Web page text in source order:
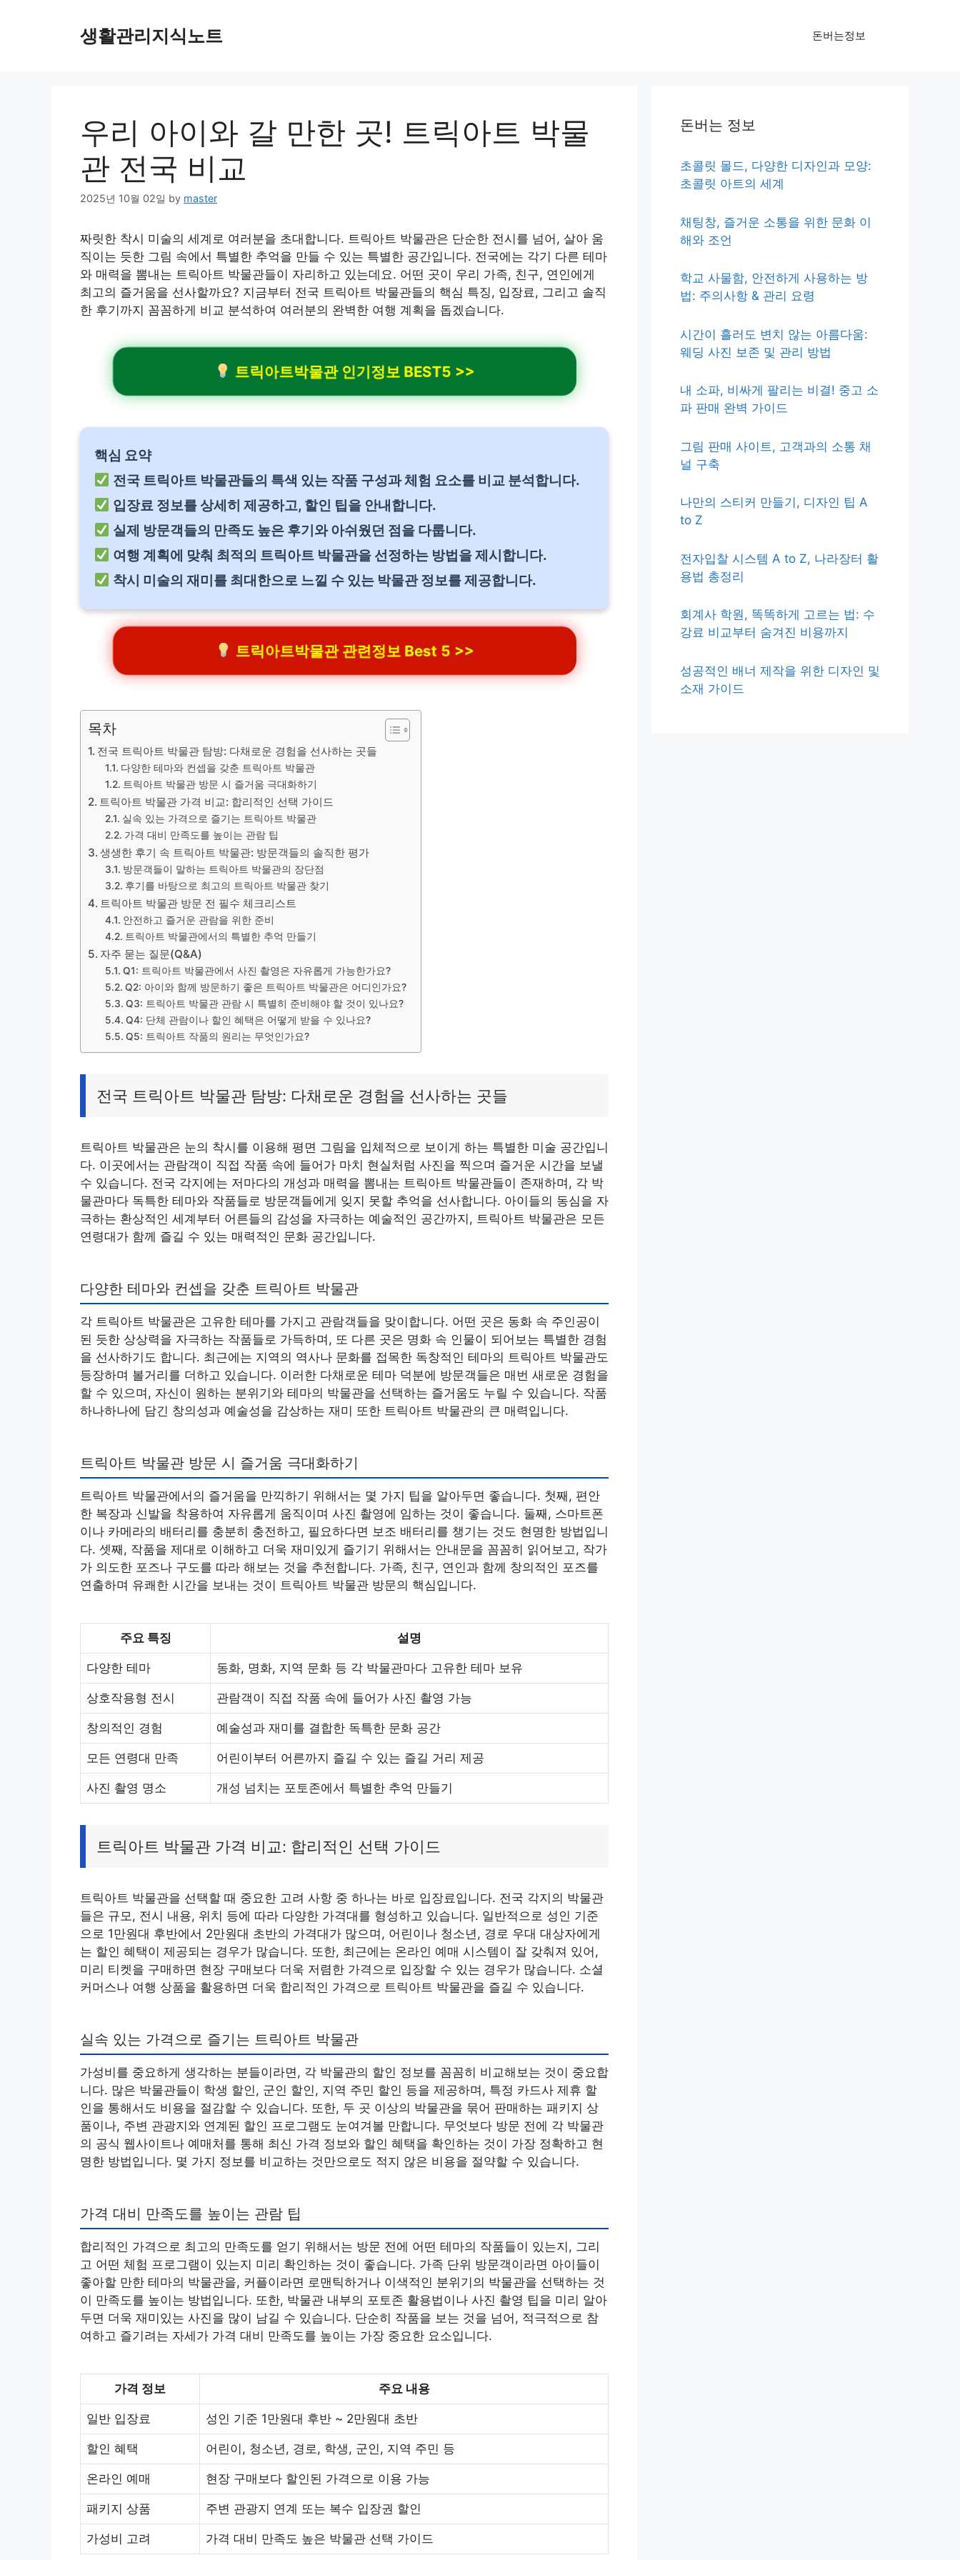
생활관리지식노트 돈버는정보
우리 아이와 갈 만한 곳! 트릭아트 박물
관 전국 비교
2025년 10월 02일 by master
짜릿한 착시 미술의 세계로 여러분을 초대합니다. 트릭아트 박물관은 단순한 전시를 넘어, 살아 움
직이는 듯한 그림 속에서 특별한 추억을 만들 수 있는 특별한 공간입니다. 전국에는 각기 다른 테마
와 매력을 뽐내는 트릭아트 박물관들이 자리하고 있는데요. 어떤 곳이 우리 가족, 친구, 연인에게
최고의 즐거움을 선사할까요? 지금부터 전국 트릭아트 박물관들의 핵심 특징, 입장료, 그리고 솔직
한 후기까지 꼼꼼하게 비교 분석하여 여러분의 완벽한 여행 계획을 돕겠습니다.
트릭아트박물관 인기정보 BEST5 >>
핵심 요약
전국 트릭아트 박물관들의 특색 있는 작품 구성과 체험 요소를 비교 분석합니다.
입장료 정보를 상세히 제공하고, 할인 팁을 안내합니다.
실제 방문객들의 만족도 높은 후기와 아쉬웠던 점을 다룹니다.
여행 계획에 맞춰 최적의 트릭아트 박물관을 선정하는 방법을 제시합니다.
착시 미술의 재미를 최대한으로 느낄 수 있는 박물관 정보를 제공합니다.
트릭아트박물관 관련정보 Best 5 >>
목차
전국 트릭아트 박물관 탐방: 다채로운 경험을 선사하는 곳들
다양한 테마와 컨셉을 갖춘 트릭아트 박물관
트릭아트 박물관 방문 시 즐거움 극대화하기
트릭아트 박물관 가격 비교: 합리적인 선택 가이드
실속 있는 가격으로 즐기는 트릭아트 박물관
가격 대비 만족도를 높이는 관람 팁
생생한 후기 속 트릭아트 박물관: 방문객들의 솔직한 평가
방문객들이 말하는 트릭아트 박물관의 장단점
후기를 바탕으로 최고의 트릭아트 박물관 찾기
트릭아트 박물관 방문 전 필수 체크리스트
안전하고 즐거운 관람을 위한 준비
트릭아트 박물관에서의 특별한 추억 만들기
자주 묻는 질문(Q&A)
Q1: 트릭아트 박물관에서 사진 촬영은 자유롭게 가능한가요?
Q2: 아이와 함께 방문하기 좋은 트릭아트 박물관은 어디인가요?
Q3: 트릭아트 박물관 관람 시 특별히 준비해야 할 것이 있나요?
Q4: 단체 관람이나 할인 혜택은 어떻게 받을 수 있나요?
Q5: 트릭아트 작품의 원리는 무엇인가요?
전국 트릭아트 박물관 탐방: 다채로운 경험을 선사하는 곳들
트릭아트 박물관은 눈의 착시를 이용해 평면 그림을 입체적으로 보이게 하는 특별한 미술 공간입니
다. 이곳에서는 관람객이 직접 작품 속에 들어가 마치 현실처럼 사진을 찍으며 즐거운 시간을 보낼
수 있습니다. 전국 각지에는 저마다의 개성과 매력을 뽐내는 트릭아트 박물관들이 존재하며, 각 박
물관마다 독특한 테마와 작품들로 방문객들에게 잊지 못할 추억을 선사합니다. 아이들의 동심을 자
극하는 환상적인 세계부터 어른들의 감성을 자극하는 예술적인 공간까지, 트릭아트 박물관은 모든
연령대가 함께 즐길 수 있는 매력적인 문화 공간입니다.
다양한 테마와 컨셉을 갖춘 트릭아트 박물관
각 트릭아트 박물관은 고유한 테마를 가지고 관람객들을 맞이합니다. 어떤 곳은 동화 속 주인공이
된 듯한 상상력을 자극하는 작품들로 가득하며, 또 다른 곳은 명화 속 인물이 되어보는 특별한 경험
을 선사하기도 합니다. 최근에는 지역의 역사나 문화를 접목한 독창적인 테마의 트릭아트 박물관도
등장하며 볼거리를 더하고 있습니다. 이러한 다채로운 테마 덕분에 방문객들은 매번 새로운 경험을
할 수 있으며, 자신이 원하는 분위기와 테마의 박물관을 선택하는 즐거움도 누릴 수 있습니다. 작품
하나하나에 담긴 창의성과 예술성을 감상하는 재미 또한 트릭아트 박물관의 큰 매력입니다.
트릭아트 박물관 방문 시 즐거움 극대화하기
트릭아트 박물관에서의 즐거움을 만끽하기 위해서는 몇 가지 팁을 알아두면 좋습니다. 첫째, 편안
한 복장과 신발을 착용하여 자유롭게 움직이며 사진 촬영에 임하는 것이 좋습니다. 둘째, 스마트폰
이나 카메라의 배터리를 충분히 충전하고, 필요하다면 보조 배터리를 챙기는 것도 현명한 방법입니
다. 셋째, 작품을 제대로 이해하고 더욱 재미있게 즐기기 위해서는 안내문을 꼼꼼히 읽어보고, 작가
가 의도한 포즈나 구도를 따라 해보는 것을 추천합니다. 가족, 친구, 연인과 함께 창의적인 포즈를
연출하며 유쾌한 시간을 보내는 것이 트릭아트 박물관 방문의 핵심입니다.
주요 특징 설명
다양한 테마 동화, 명화, 지역 문화 등 각 박물관마다 고유한 테마 보유
상호작용형 전시 관람객이 직접 작품 속에 들어가 사진 촬영 가능
창의적인 경험 예술성과 재미를 결합한 독특한 문화 공간
모든 연령대 만족 어린이부터 어른까지 즐길 수 있는 즐길 거리 제공
사진 촬영 명소 개성 넘치는 포토존에서 특별한 추억 만들기
트릭아트 박물관 가격 비교: 합리적인 선택 가이드
트릭아트 박물관을 선택할 때 중요한 고려 사항 중 하나는 바로 입장료입니다. 전국 각지의 박물관
들은 규모, 전시 내용, 위치 등에 따라 다양한 가격대를 형성하고 있습니다. 일반적으로 성인 기준
으로 1만원대 후반에서 2만원대 초반의 가격대가 많으며, 어린이나 청소년, 경로 우대 대상자에게
는 할인 혜택이 제공되는 경우가 많습니다. 또한, 최근에는 온라인 예매 시스템이 잘 갖춰져 있어,
미리 티켓을 구매하면 현장 구매보다 더욱 저렴한 가격으로 입장할 수 있는 경우가 많습니다. 소셜
커머스나 여행 상품을 활용하면 더욱 합리적인 가격으로 트릭아트 박물관을 즐길 수 있습니다.
실속 있는 가격으로 즐기는 트릭아트 박물관
가성비를 중요하게 생각하는 분들이라면, 각 박물관의 할인 정보를 꼼꼼히 비교해보는 것이 중요합
니다. 많은 박물관들이 학생 할인, 군인 할인, 지역 주민 할인 등을 제공하며, 특정 카드사 제휴 할
인을 통해서도 비용을 절감할 수 있습니다. 또한, 두 곳 이상의 박물관을 묶어 판매하는 패키지 상
품이나, 주변 관광지와 연계된 할인 프로그램도 눈여겨볼 만합니다. 무엇보다 방문 전에 각 박물관
의 공식 웹사이트나 예매처를 통해 최신 가격 정보와 할인 혜택을 확인하는 것이 가장 정확하고 현
명한 방법입니다. 몇 가지 정보를 비교하는 것만으로도 적지 않은 비용을 절약할 수 있습니다.
가격 대비 만족도를 높이는 관람 팁
합리적인 가격으로 최고의 만족도를 얻기 위해서는 방문 전에 어떤 테마의 작품들이 있는지, 그리
고 어떤 체험 프로그램이 있는지 미리 확인하는 것이 좋습니다. 가족 단위 방문객이라면 아이들이
좋아할 만한 테마의 박물관을, 커플이라면 로맨틱하거나 이색적인 분위기의 박물관을 선택하는 것
이 만족도를 높이는 방법입니다. 또한, 박물관 내부의 포토존 활용법이나 사진 촬영 팁을 미리 알아
두면 더욱 재미있는 사진을 많이 남길 수 있습니다. 단순히 작품을 보는 것을 넘어, 적극적으로 참
여하고 즐기려는 자세가 가격 대비 만족도를 높이는 가장 중요한 요소입니다.
가격 정보 주요 내용
일반 입장료 성인 기준 1만원대 후반 ~ 2만원대 초반
할인 혜택 어린이, 청소년, 경로, 학생, 군인, 지역 주민 등
온라인 예매 현장 구매보다 할인된 가격으로 이용 가능
패키지 상품 주변 관광지 연계 또는 복수 입장권 할인
가성비 고려 가격 대비 만족도 높은 박물관 선택 가이드
돈버는 정보
초콜릿 몰드, 다양한 디자인과 모양:
초콜릿 아트의 세계
채팅창, 즐거운 소통을 위한 문화 이
해와 조언
학교 사물함, 안전하게 사용하는 방
법: 주의사항 & 관리 요령
시간이 흘러도 변치 않는 아름다움:
웨딩 사진 보존 및 관리 방법
내 소파, 비싸게 팔리는 비결! 중고 소
파 판매 완벽 가이드
그림 판매 사이트, 고객과의 소통 채
널 구축
나만의 스티커 만들기, 디자인 팁 A
to Z
전자입찰 시스템 A to Z, 나라장터 활
용법 총정리
회계사 학원, 똑똑하게 고르는 법: 수
강료 비교부터 숨겨진 비용까지
성공적인 배너 제작을 위한 디자인 및
소재 가이드